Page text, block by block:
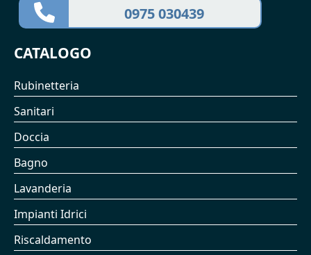
0975 030439
CATALOGO
Rubinetteria
Sanitari
Doccia
Bagno
Lavanderia
Impianti Idrici
Riscaldamento